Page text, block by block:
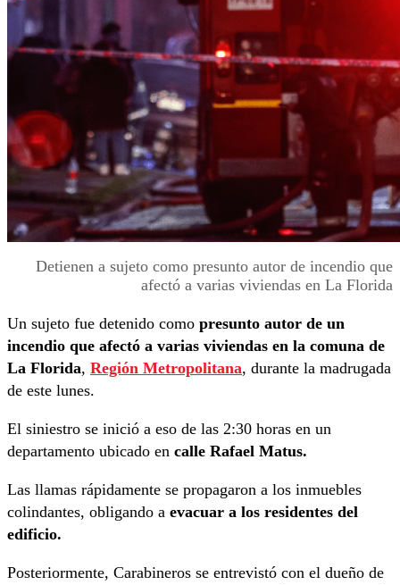
Detienen a sujeto como presunto autor de incendio que
afectó a varias viviendas en La Florida
Un sujeto fue detenido como presunto autor de un
incendio que afectó a varias viviendas en la comuna de
La Florida, Región Metropolitana, durante la madrugada
de este lunes.
El siniestro se inició a eso de las 2:30 horas en un
departamento ubicado en calle Rafael Matus.
Las llamas rápidamente se propagaron a los inmuebles
colindantes, obligando a evacuar a los residentes del
edificio.
Posteriormente, Carabineros se entrevistó con el dueño de